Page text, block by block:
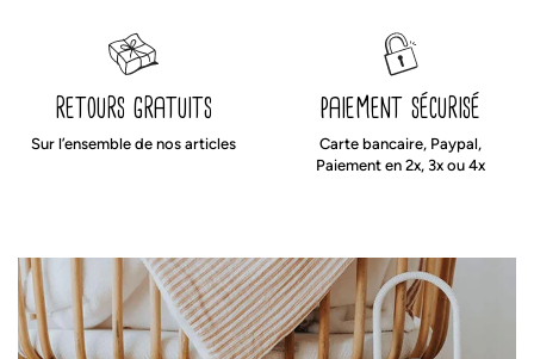
retours gratuits
Sur l’ensemble de nos articles
paiement sécurisé
Carte bancaire, Paypal,
Paiement en 2x, 3x ou 4x